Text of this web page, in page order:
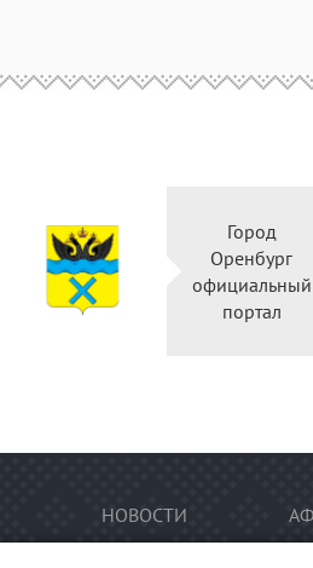
Город
Оренбург
официальный
портал
НОВОСТИ